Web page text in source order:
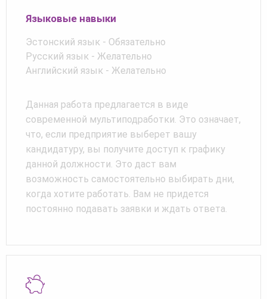
Языковые навыки
Эстонский язык - Обязательно
Русский язык - Желательно
Английский язык - Желательно
Данная работа предлагается в виде
современной мультиподработки. Это означает,
что, если предприятие выберет вашу
кандидатуру, вы получите доступ к графику
данной должности. Это даст вам
возможность самостоятельно выбирать дни,
когда хотите работать. Вам не придется
постоянно подавать заявки и ждать ответа.